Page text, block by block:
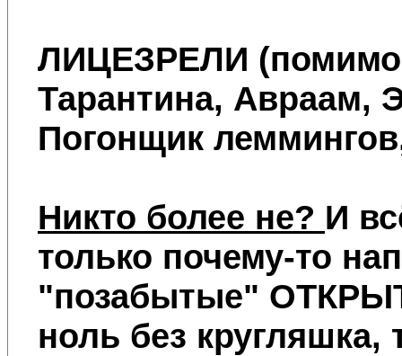
ЛИЦЕЗРЕЛИ
Тарантина, Авраам,
Погонщик
Никто более не? И
только почему-то
"позабытые"
ноль без кругляшка,